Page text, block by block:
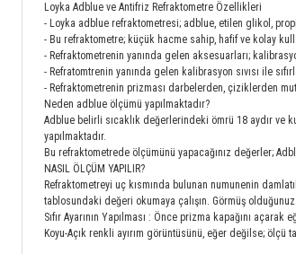
Loyka Adblue ve Antifriz Refraktometre Özellikleri
- Loyka adblue refraktometresi; adblue, etilen glikol,
- Bu refraktometre; küçük hacme sahip, hafif ve kolay
- Refraktometrenin yanında gelen aksesuarları;
- Refratomtrenin yanında gelen kalibrasyon sıvısı ile
- Refraktometrenin prizması darbelerden, çiziklerden
Neden adblue ölçümü yapılmaktadır?
Adblue belirli sıcaklık değerlerindeki ömrü 18 aydır ve
yapılmaktadır.
Bu refraktometrede ölçümünü yapacağınız değerler;
NASIL ÖLÇÜM YAPILIR?
Refraktometreyi uç kısmında bulunan numunenin
tablosundaki değeri okumaya çalışın. Görmüş
Sıfır Ayarının Yapılması : Önce prizma kapağını
Koyu-Açık renkli ayırım görüntüsünü, eğer değilse; ölçü